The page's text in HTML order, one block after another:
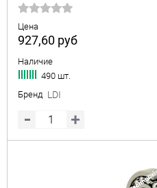
Цена
927,60 руб
Наличие
490 шт.
Бренд LDI